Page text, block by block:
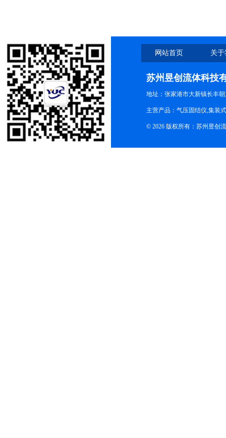
网站首页 关
苏州昱创流体科技
地址：张家港市大新镇长丰
主营产品：气压固结仪,集装
© 2026 版权所有：苏州昱创